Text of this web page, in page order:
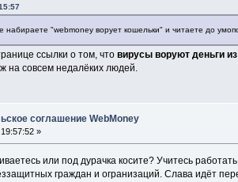
набираете "webmoney ворует кошельки" и читаете до
ссылки о том, что вирусы воруют деньги
на совсем недалёких людей.
соглашение WebMoney
»
или под дурачка косите? Учитесь
граждан и огранизаций. Слава идёт